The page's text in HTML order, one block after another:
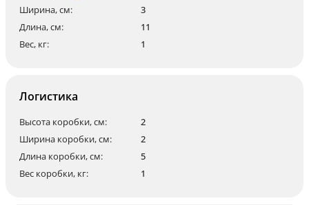
Ширина, см:
3
Длина, см:
11
Вес, кг:
1
Логистика
Высота коробки, см:
2
Ширина коробки, см:
2
Длина коробки, см:
5
Вес коробки, кг:
1